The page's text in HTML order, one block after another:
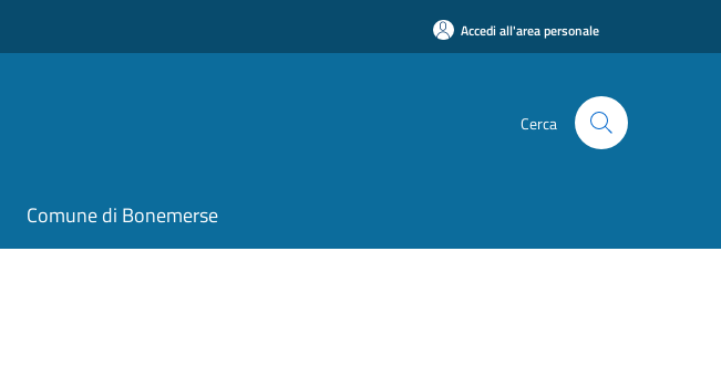
Accedi all'area personale
Cerca
Comune di Bonemerse